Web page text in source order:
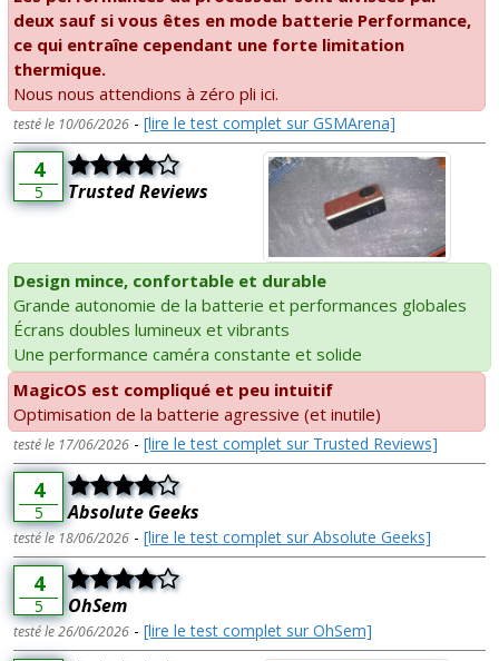
deux sauf si vous êtes en mode batterie Performance,
ce qui entraîne cependant une forte limitation
thermique.
Nous nous attendions à zéro pli ici.
testé le 10/06/2026 - [lire le test complet sur GSMArena]
4
5 Trusted Reviews
Design mince, confortable et durable
Grande autonomie de la batterie et performances globales
Écrans doubles lumineux et vibrants
Une performance caméra constante et solide
MagicOS est compliqué et peu intuitif
Optimisation de la batterie agressive (et inutile)
testé le 17/06/2026 - [lire le test complet sur Trusted Reviews]
4
5 Absolute Geeks
testé le 18/06/2026 - [lire le test complet sur Absolute Geeks]
4
5 OhSem
testé le 26/06/2026 - [lire le test complet sur OhSem]